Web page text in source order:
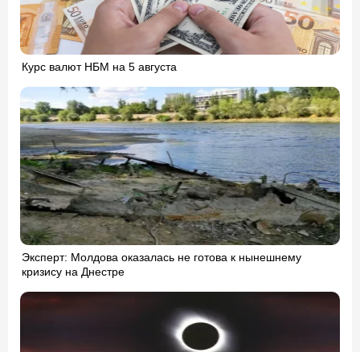
Курс валют НБМ на 5 августа
Эксперт: Молдова оказалась не готова к нынешнему
кризису на Днестре